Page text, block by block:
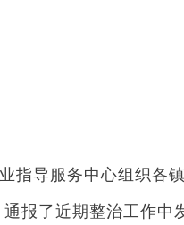
指导服务中心组织各
报了近期整治工作